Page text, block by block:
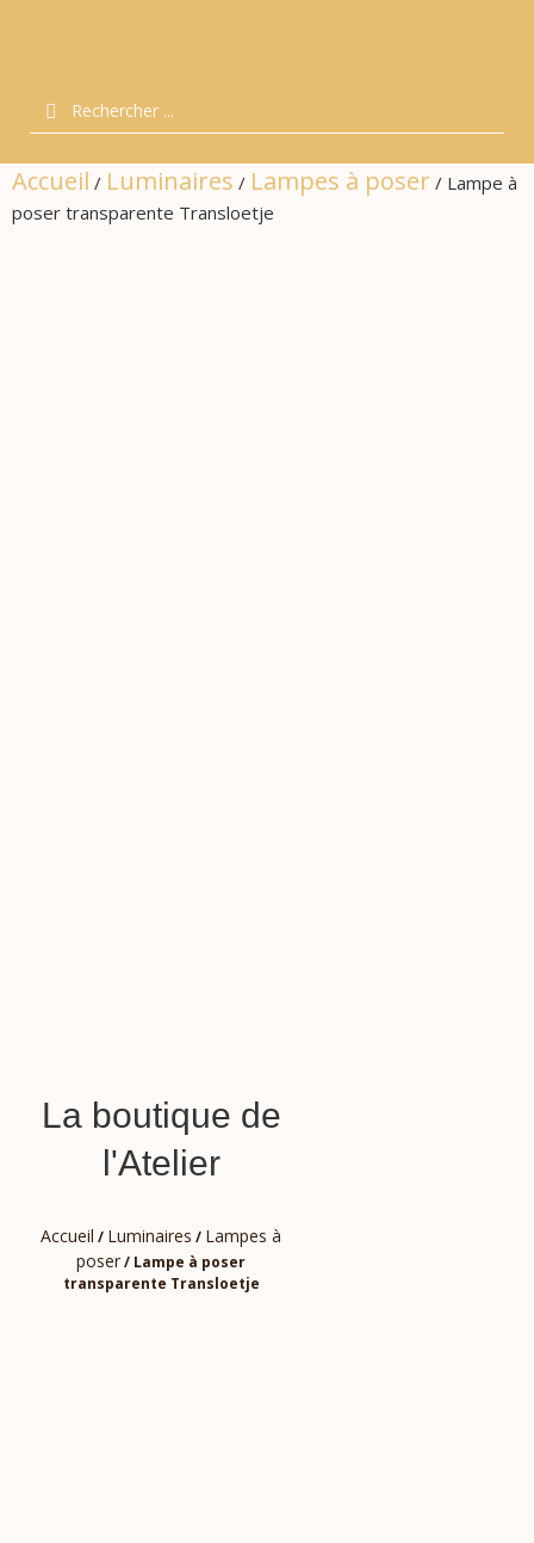
Accueil / Luminaires / Lampes à poser / Lampe à
poser transparente Transloetje
La boutique de
l'Atelier
Accueil / Luminaires / Lampes à
poser/ Lampe à poser
transparente Transloetje